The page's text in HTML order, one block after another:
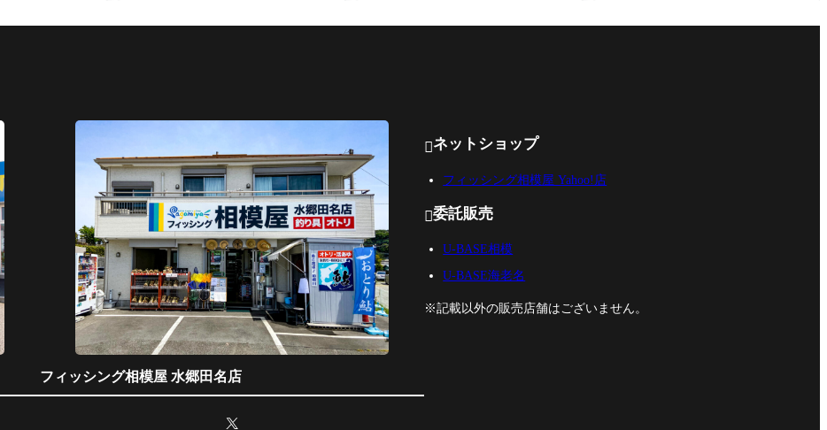
佐島 志平丸 参加
ツポツと掛かり楽
酒匂川 漁協事
ル』
シマノモーターチ
フィッシング相模屋 水郷田名店
ネットショップ
フィッシング相模屋 Yahoo!店
委託販売
U-BASE相模
U-BASE海老名
※記載以外の販売店舗はございません。